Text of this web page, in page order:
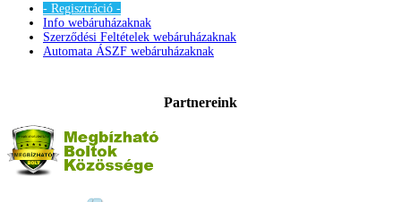
- Regisztráció -
Info webáruházaknak
Szerződési Feltételek webáruházaknak
Automata ÁSZF webáruházaknak
Partnereink